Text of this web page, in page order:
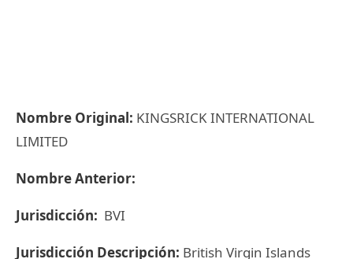
Nombre Original: KINGSRICK INTERNATIONAL
LIMITED
Nombre Anterior:
Jurisdicción: BVI
Jurisdicción Descripción: British Virgin Islands